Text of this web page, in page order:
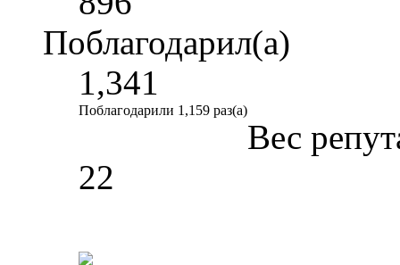
Поблагодарил(а)
1,341
Поблагодарили 1,159 раз(а)
Вес
22